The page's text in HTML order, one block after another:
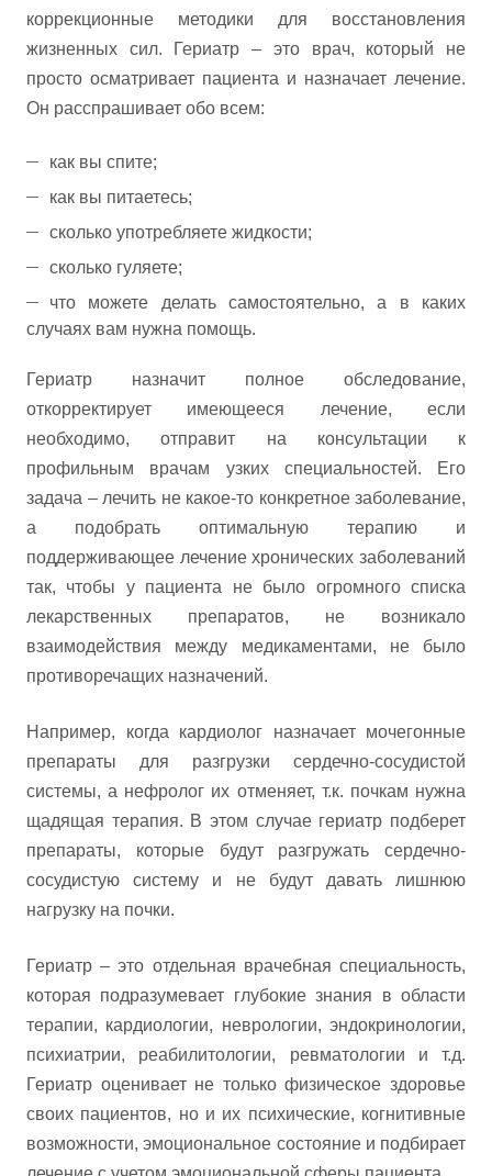
коррекционные методики для восстановления
жизненных сил. Гериатр – это врач, который не
просто осматривает пациента и назначает лечение.
Он расспрашивает обо всем:
как вы спите;
как вы питаетесь;
сколько употребляете жидкости;
сколько гуляете;
что можете делать самостоятельно, а в каких
случаях вам нужна помощь.
Гериатр назначит полное обследование,
откорректирует имеющееся лечение, если
необходимо, отправит на консультации к
профильным врачам узких специальностей. Его
задача – лечить не какое-то конкретное заболевание,
а подобрать оптимальную терапию и
поддерживающее лечение хронических заболеваний
так, чтобы у пациента не было огромного списка
лекарственных препаратов, не возникало
взаимодействия между медикаментами, не было
противоречащих назначений.
Например, когда кардиолог назначает мочегонные
препараты для разгрузки сердечно-сосудистой
системы, а нефролог их отменяет, т.к. почкам нужна
щадящая терапия. В этом случае гериатр подберет
препараты, которые будут разгружать сердечно-
сосудистую систему и не будут давать лишнюю
нагрузку на почки.
Гериатр – это отдельная врачебная специальность,
которая подразумевает глубокие знания в области
терапии, кардиологии, неврологии, эндокринологии,
психиатрии, реабилитологии, ревматологии и т.д.
Гериатр оценивает не только физическое здоровье
своих пациентов, но и их психические, когнитивные
возможности, эмоциональное состояние и подбирает